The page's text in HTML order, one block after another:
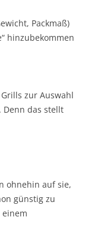
Packmaß)
hinzubekommen
zur Auswahl
Denn das stellt
ohnehin auf sie,
günstig zu
einem